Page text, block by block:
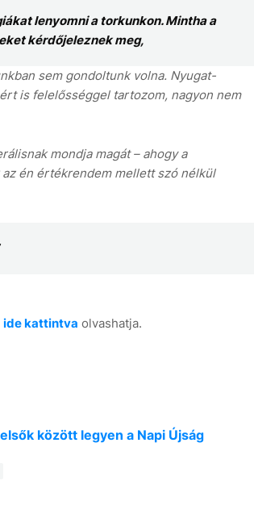
lenyomni a torkunkon. Mintha a
kérdőjeleznek meg,
sem gondoltunk volna. Nyugat-
is felelősséggel tartozom, nagyon nem
mondja magát – ahogy a
én értékrendem mellett szó nélkül
ide kattintva olvashatja.
között legyen a Napi Újság